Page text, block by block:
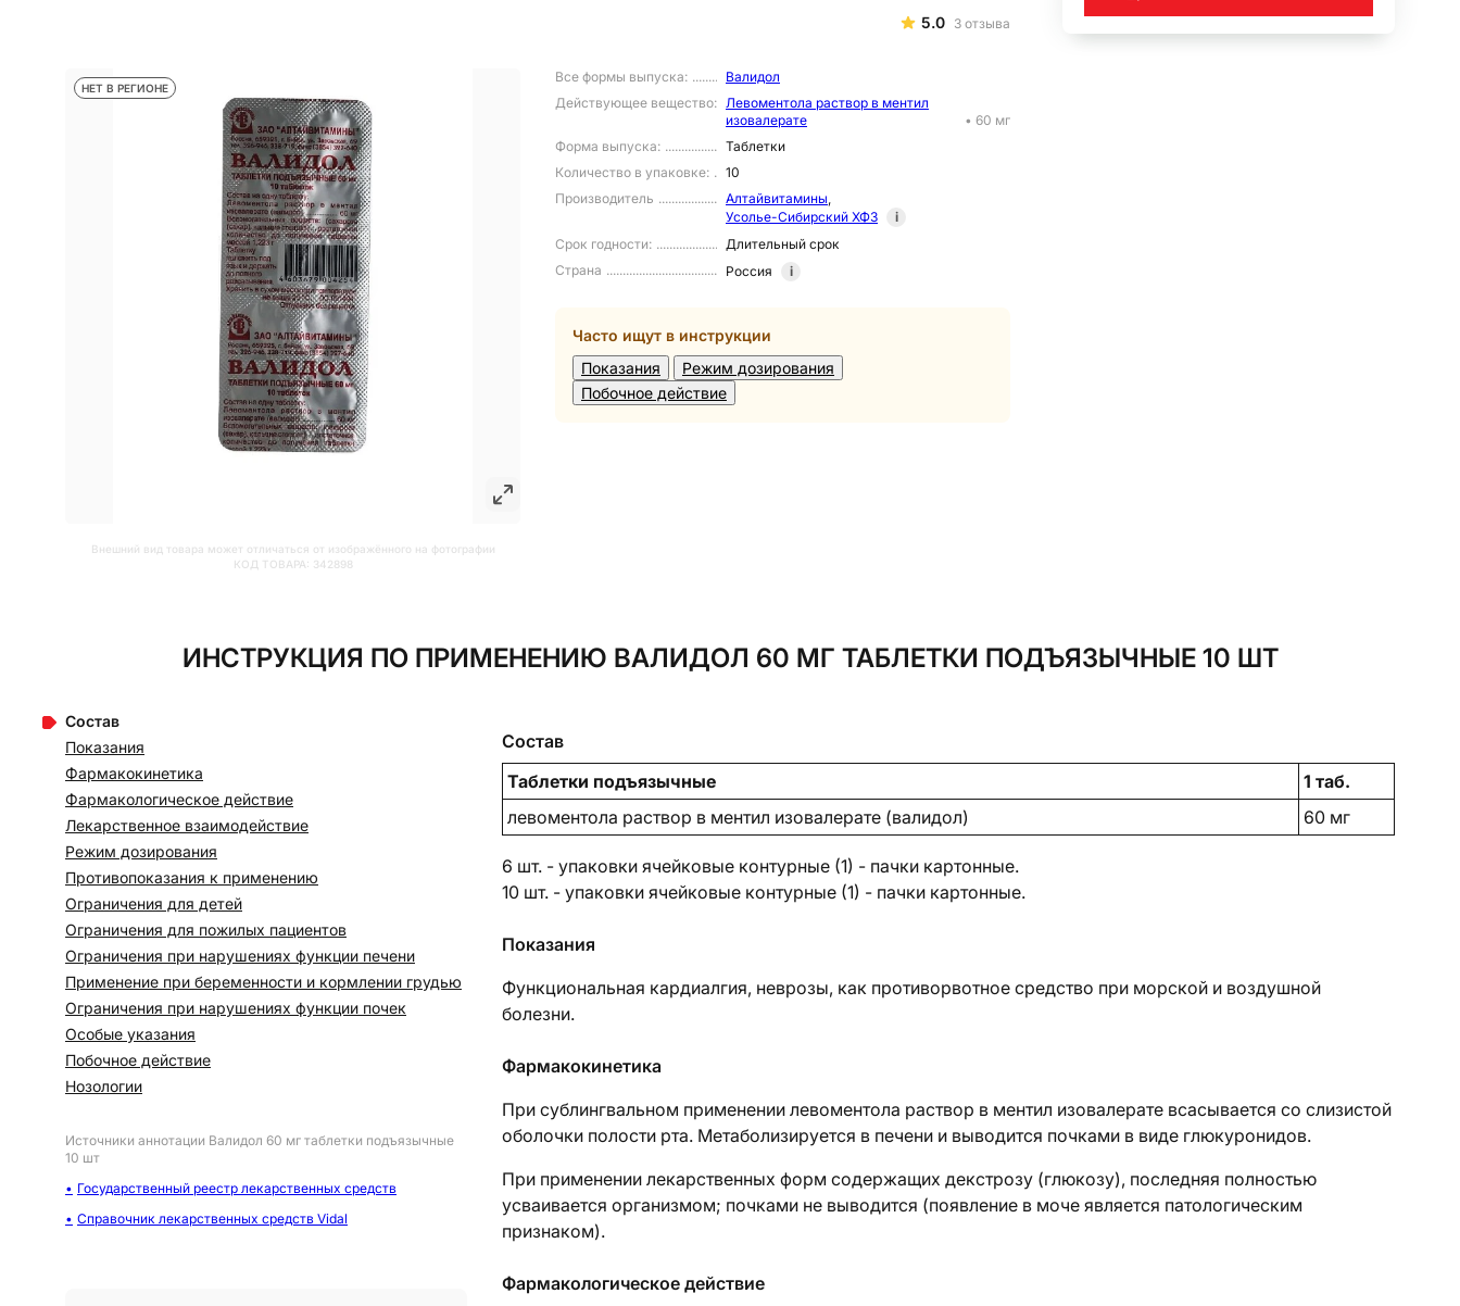
5.0 3 отзыва
НЕТ В РЕГИОНЕ
Внешний вид товара может отличаться от изображённого на фотографии
КОД ТОВАРА: 342898
Все формы выпуска:
Валидол
Действующее вещество: Левоментола раствор в ментил
изовалерате
• 60 мг
Форма выпуска:
Таблетки
Количество в упаковке:
10
Производитель
Алтайвитамины
Усолье-Сибирский ХФЗ
i
Срок годности:
Длительный срок
Страна
Россия i
Часто ищут в инструкции
Показания
Режим дозирования
Побочное действие
ИНСТРУКЦИЯ ПО ПРИМЕНЕНИЮ ВАЛИДОЛ 60 МГ ТАБЛЕТКИ ПОДЪЯЗЫЧНЫЕ 10 ШТ
Состав
Показания
Фармакокинетика
Фармакологическое действие
Лекарственное взаимодействие
Режим дозирования
Противопоказания к применению
Ограничения для детей
Ограничения для пожилых пациентов
Ограничения при нарушениях функции печени
Применение при беременности и кормлении грудью
Ограничения при нарушениях функции почек
Особые указания
Побочное действие
Нозологии
Источники аннотации Валидол 60 мг таблетки подъязычные
10 шт
Государственный реестр лекарственных средств
Справочник лекарственных средств Vidal
Состав
Таблетки подъязычные
1 таб.
левоментола раствор в ментил изовалерате (валидол)
60 мг
6 шт. - упаковки ячейковые контурные (1) - пачки картонные.
10 шт. - упаковки ячейковые контурные (1) - пачки картонные.
Показания
Функциональная кардиалгия, неврозы, как противорвотное средство при морской и воздушной
болезни.
Фармакокинетика
При сублингвальном применении левоментола раствор в ментил изовалерате всасывается со слизистой
оболочки полости рта. Метаболизируется в печени и выводится почками в виде глюкуронидов.
При применении лекарственных форм содержащих декстрозу (глюкозу), последняя полностью
усваивается организмом; почками не выводится (появление в моче является патологическим
признаком).
Фармакологическое действие